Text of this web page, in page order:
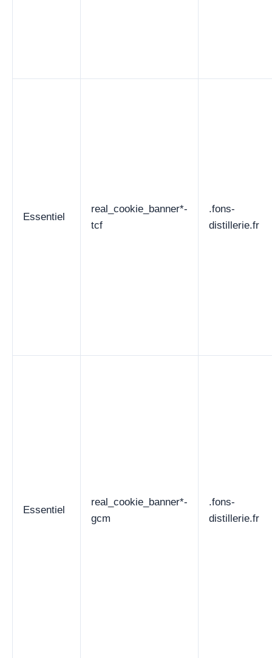
Essentiel
real_cookie_banner*-
tcf
.fons-
distillerie.fr
Essentiel
real_cookie_banner*-
gcm
.fons-
distillerie.fr